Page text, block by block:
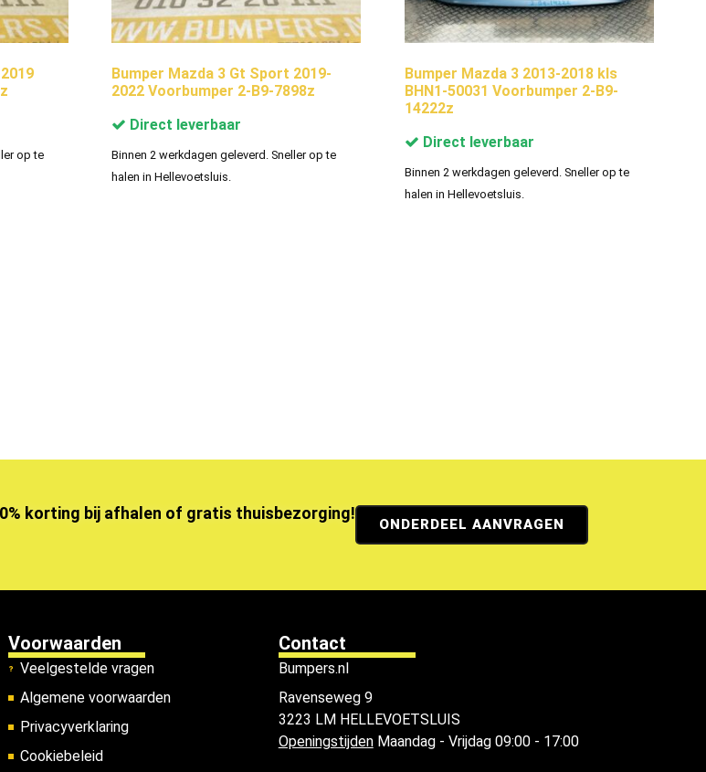
op te
Bumper Mazda 3 Gt Sport 2019-
2022 Voorbumper 2-B9-7898z
Direct leverbaar
Binnen 2 werkdagen geleverd. Sneller op te
halen in Hellevoetsluis.
Bumper Mazda 3 2013-2018 kls
BHN1-50031 Voorbumper 2-B9-
14222z
Direct leverbaar
Binnen 2 werkdagen geleverd. Sneller op te
halen in Hellevoetsluis.
korting bij afhalen of gratis thuisbezorging!
ONDERDEEL AANVRAGEN
Voorwaarden
Veelgestelde vragen
Algemene voorwaarden
Privacyverklaring
Cookiebeleid
Contact
Bumpers.nl
Ravenseweg 9
3223 LM HELLEVOETSLUIS
OpeningstijdenMaandag - Vrijdag 09:00 - 17:00